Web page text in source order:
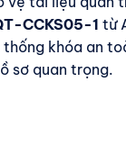
CCKS05-1 từ
khóa an
sơ quan trọng.